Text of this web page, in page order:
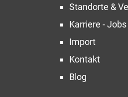
Standorte &
Karriere - Jobs
Import
Kontakt
Blog